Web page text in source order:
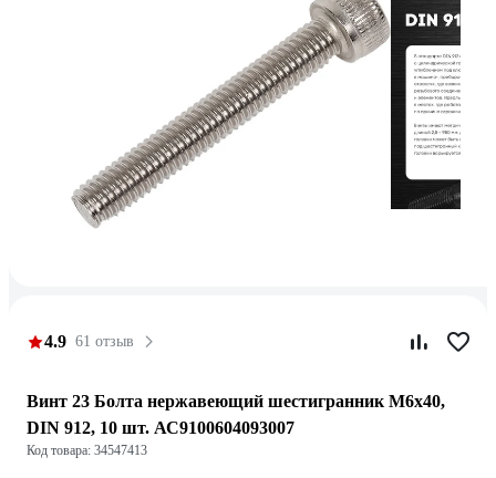
4.9 61 отзыв
Винт 23 Болта нержавеющий шестигранник М6x40,
DIN 912, 10 шт. АС9100604093007
Код товара: 34547413